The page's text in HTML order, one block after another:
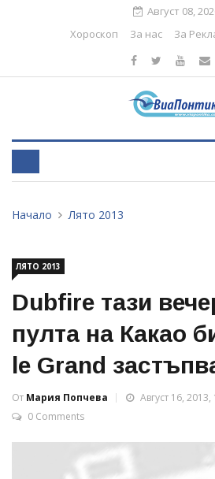
Август 08,
Хороскоп
За нас За
Начало Лято 2013
ЛЯТО 2013
Dubfire тази
пулта на Какао
le Grand
От Мария Попчева
Август 16, 2013,
0 Comments